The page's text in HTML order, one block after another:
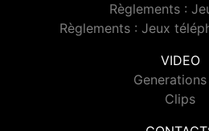
Règlements :
Règlements : Jeux
VIDEO
Clips